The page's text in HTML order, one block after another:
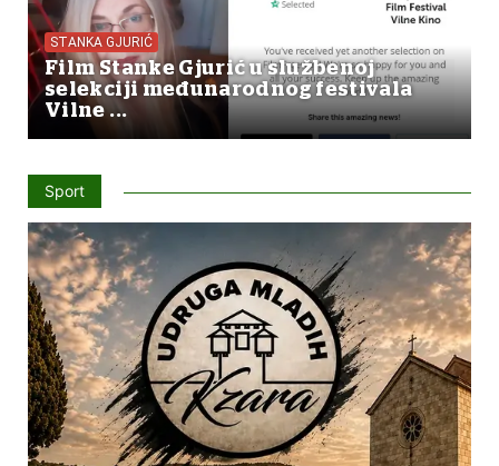
STANKA GJURIĆ
Film Stanke Gjurić u službenoj
selekciji međunarodnog festivala
Vilne ...
Sport